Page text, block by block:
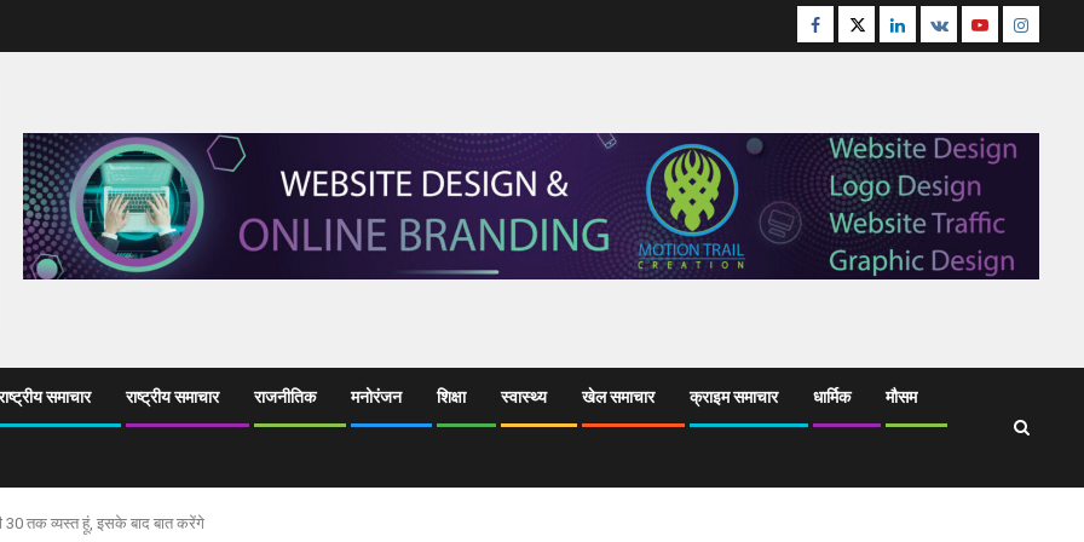
Facebook
TwitterLinkedin
VK Youtube
समाचार राष्ट्रीय समाचार राजनीतिक मनोरंजन शिक्षा स्वास्थ्य खेल समाचार क्राइम समाचार धार्मिक मौसम
30 तक व्यस्त हूं, इसके बाद बात करेंगे